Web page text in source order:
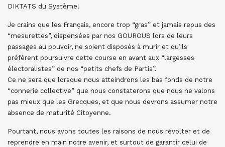
DIKTATS du Système!
Je crains que les Français, encore trop “gras” et jamais repus des
“mesurettes”, dispensées par nos GOUROUS lors de leurs
passages au pouvoir, ne soient disposés à murir et qu’ils
préfèrent poursuivre cette course en avant aux “largesses
électoralistes” de nos “petits chefs de Partis”.
Ce ne sera que lorsque nous atteindrons les bas fonds de notre
“connerie collective” que nous constaterons que nous ne valons
pas mieux que les Grecques, et que nous devrons assumer notre
absence de maturité Citoyenne.
Pourtant, nous avons toutes les raisons de nous révolter et de
reprendre en main notre avenir, et surtout de garantir celui de